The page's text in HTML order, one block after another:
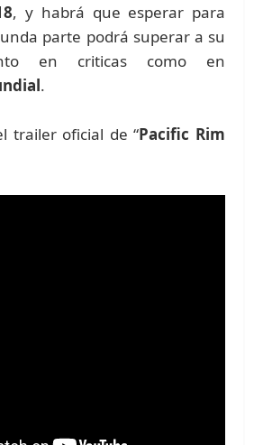
, y habrá que esperar para
parte podrá superar a su
en criticas como en
.
trailer oficial de “Pacific Rim